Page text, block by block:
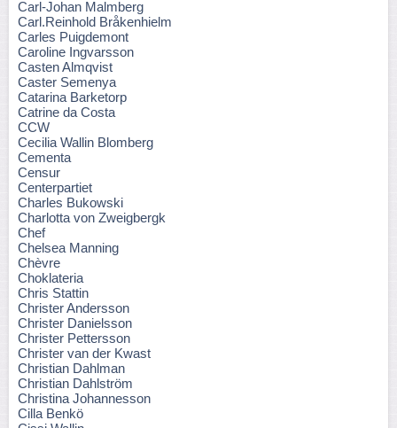
Carl-Johan Malmberg
Carl.Reinhold Bråkenhielm
Carles Puigdemont
Caroline Ingvarsson
Casten Almqvist
Caster Semenya
Catarina Barketorp
Catrine da Costa
CCW
Cecilia Wallin Blomberg
Cementa
Censur
Centerpartiet
Charles Bukowski
Charlotta von Zweigbergk
Chef
Chelsea Manning
Chèvre
Choklateria
Chris Stattin
Christer Andersson
Christer Danielsson
Christer Pettersson
Christer van der Kwast
Christian Dahlman
Christian Dahlström
Christina Johannesson
Cilla Benkö